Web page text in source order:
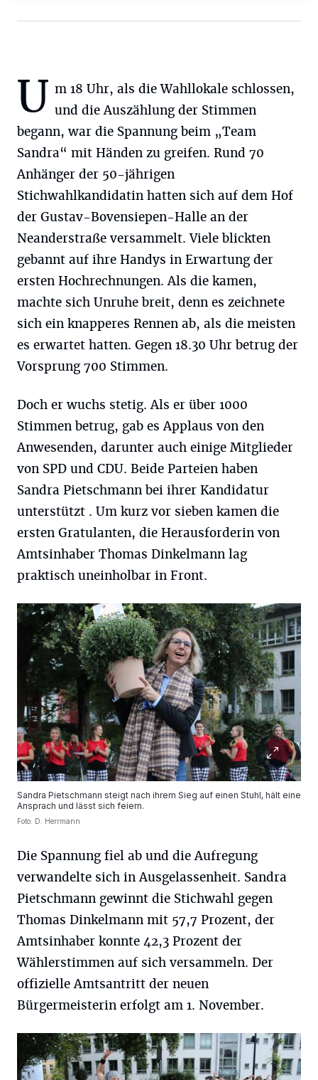
U m 18 Uhr, als die Wahllokale schlossen,
und die Auszählung der Stimmen
begann, war die Spannung beim „Team
Sandra“ mit Händen zu greifen. Rund 70
Anhänger der 50-jährigen
Stichwahlkandidatin hatten sich auf dem Hof
der Gustav-Bovensiepen-Halle an der
Neanderstraße versammelt. Viele blickten
gebannt auf ihre Handys in Erwartung der
ersten Hochrechnungen. Als die kamen,
machte sich Unruhe breit, denn es zeichnete
sich ein knapperes Rennen ab, als die meisten
es erwartet hatten. Gegen 18.30 Uhr betrug der
Vorsprung 700 Stimmen.
Doch er wuchs stetig. Als er über 1000
Stimmen betrug, gab es Applaus von den
Anwesenden, darunter auch einige Mitglieder
von SPD und CDU. Beide Parteien haben
Sandra Pietschmann bei ihrer Kandidatur
unterstützt . Um kurz vor sieben kamen die
ersten Gratulanten, die Herausforderin von
Amtsinhaber Thomas Dinkelmann lag
praktisch uneinholbar in Front.
Sandra Pietschmann steigt nach ihrem Sieg auf einen Stuhl, hält eine
Ansprach und lässt sich feiern.
Foto: D. Herrmann
Die Spannung fiel ab und die Aufregung
verwandelte sich in Ausgelassenheit. Sandra
Pietschmann gewinnt die Stichwahl gegen
Thomas Dinkelmann mit 57,7 Prozent, der
Amtsinhaber konnte 42,3 Prozent der
Wählerstimmen auf sich versammeln. Der
offizielle Amtsantritt der neuen
Bürgermeisterin erfolgt am 1. November.